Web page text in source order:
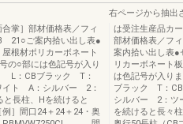
掌］部材価格表／フィ
ご案内拾い出し表●
根材ポリカーボネート
の○部には色記号が入り
L：CBブラック T：
ト A：シルバー 2：
長柱、Hを続けると
］間口24＋24＋24・奥
右ページから抽出
は受注生産品カ
部材価格表／
案内拾い出し表●
リカーボネート
は色記号が入り
ブラック T：
シルバー 2：ツ
を続けると長々